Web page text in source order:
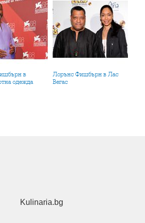
одежда
Лорънс Фишбърн в Лас
Вегас
Kulinaria.bg